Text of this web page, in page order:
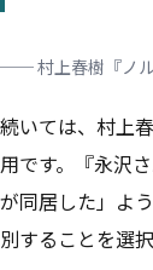
── 村上春樹『ノル
続いては、村上
用です。『永沢
が同居した」よ
別することを選択